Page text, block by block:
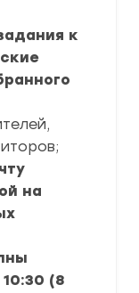
к
на
10:30 (8